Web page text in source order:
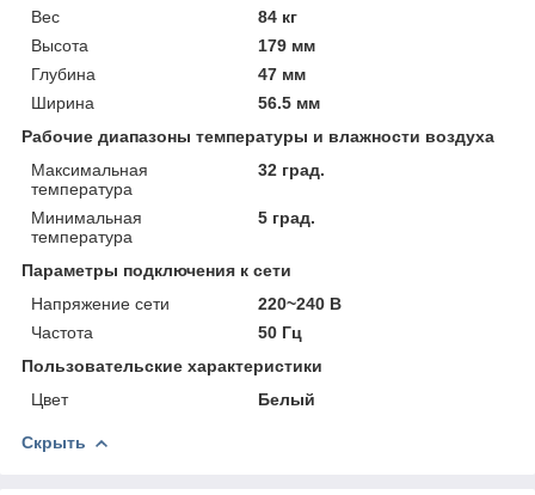
Вес
84 кг
Высота
179 мм
Глубина
47 мм
Ширина
56.5 мм
Рабочие диапазоны температуры и влажности воздуха
Максимальная
температура
32 град.
Минимальная
температура
5 град.
Параметры подключения к сети
Напряжение сети
220~240 В
Частота
50 Гц
Пользовательские характеристики
Цвет
Белый
Скрыть